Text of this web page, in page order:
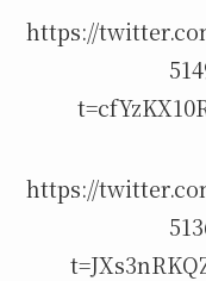
https://
https://